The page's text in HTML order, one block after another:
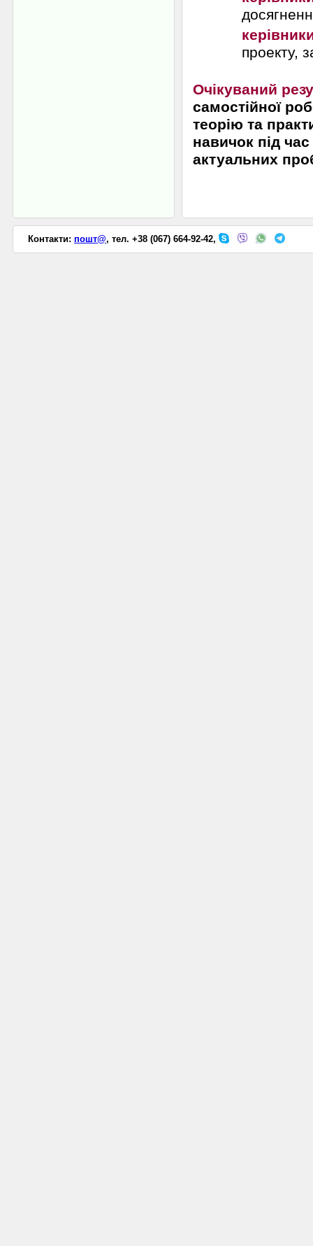
проекту,
Очікуваний
самостійної
теорію та
навичок під
актуальних
Контакти: пошт@, тел. +38 (067) 664-92-42,